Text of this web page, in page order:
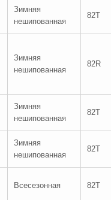
Зимняя
нешипованная
82T
Зимняя
нешипованная
82R
Зимняя
нешипованная
82T
Зимняя
нешипованная
82T
Всесезонная 82T